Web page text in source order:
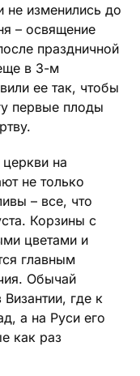
не изменились до
– освящение
праздничной
в 3-м
ее так, чтобы
первые плоды
на
не только
– все, что
Корзины с
цветами и
главным
Обычай
где к
а на Руси его
как раз